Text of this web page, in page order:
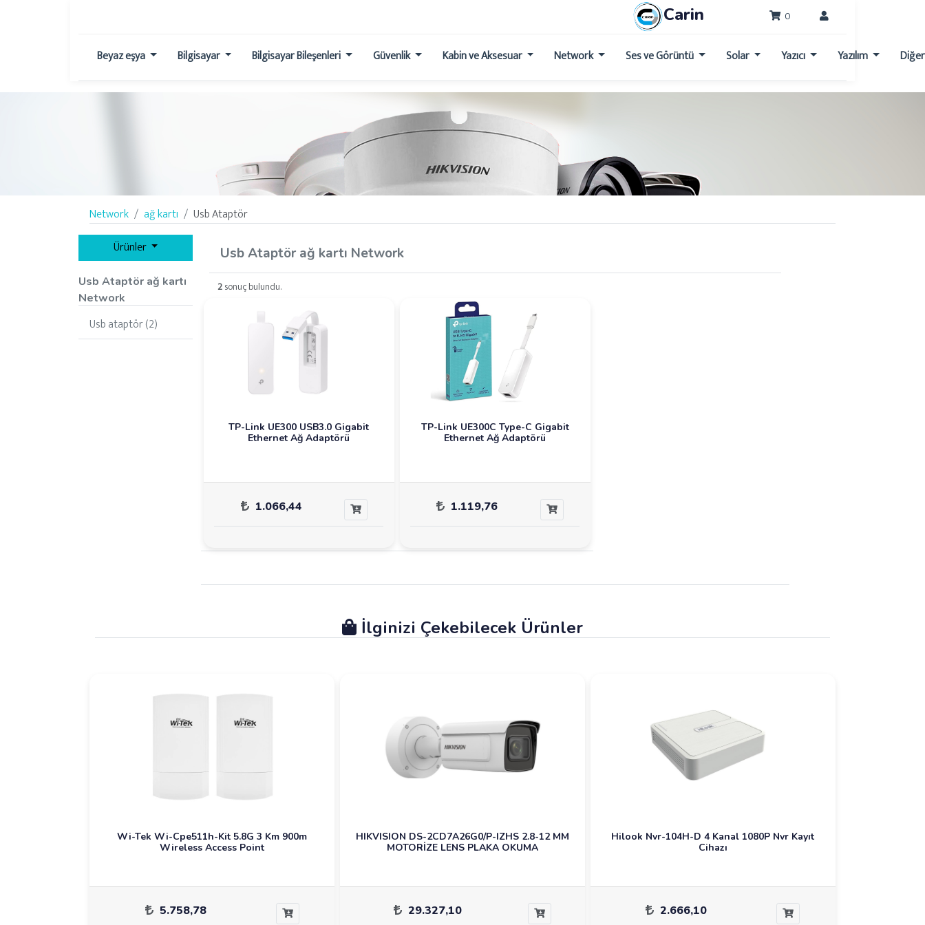
Carin 0
Beyaz eşya Bilgisayar Bilgisayar Bileşenleri Güvenlik Kabin ve Aksesuar Network Ses ve Görüntü Solar Yazıcı Yazılım
Network ağ kartı
Usb Ataptör
Ürünler
Usb Ataptör ağ kartı
Network
Usb ataptör (2)
Usb Ataptör ağ kartı Network
2sonuç bulundu.
TP-Link UE300 USB3.0 Gigabit
Ethernet Ağ Adaptörü
1.066,44
TP-Link UE300C Type-C Gigabit
Ethernet Ağ Adaptörü
1.119,76
İlginizi Çekebilecek Ürünler
Wi-Tek Wi-Cpe511h-Kit 5.8G 3 Km 900m
Wireless Access Point
5.758,78
HIKVISION DS-2CD7A26G0/P-IZHS 2.8-12 MM
MOTORİZE LENS PLAKA OKUMA
29.327,10
Hilook Nvr-104H-D 4 Kanal 1080P Nvr Kayıt
Cihazı
2.666,10